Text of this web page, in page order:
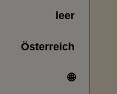
leer
Österreich
🌐